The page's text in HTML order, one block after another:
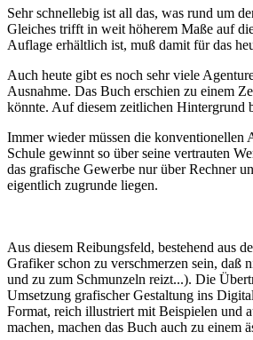
Sehr schnellebig ist all das, was rund um
Gleiches trifft in weit höherem Maße auf
Auflage erhältlich ist, muß damit für das
Auch heute gibt es noch sehr viele
Ausnahme. Das Buch erschien zu einem
könnte. Auf diesem zeitlichen Hintergrund
Immer wieder müssen die konventionellen
Schule gewinnt so über seine vertrauten
das grafische Gewerbe nur über Rechner
eigentlich zugrunde liegen.
Aus diesem Reibungsfeld, bestehend aus
Grafiker schon zu verschmerzen sein, daß
und zu zum Schmunzeln reizt...). Die
Umsetzung grafischer Gestaltung ins
Format, reich illustriert mit Beispielen und
machen, machen das Buch auch zu einem